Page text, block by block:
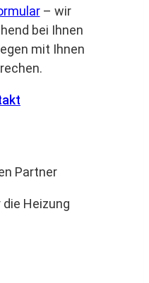
– wir
bei Ihnen
mit Ihnen
Partner